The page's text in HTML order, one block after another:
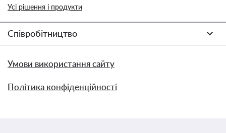
Усі рішення і продукти
Співробітництво
Умови використання сайту
Політика конфіденційності